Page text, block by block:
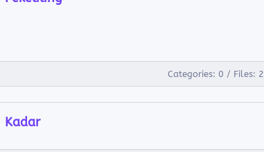
Categories: 0 / Files: 2
Kadar